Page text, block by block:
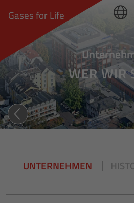
Gases for Life
WER WIR
UNTERNEHMEN